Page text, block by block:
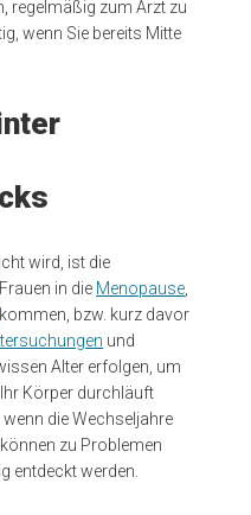
regelmäßig zum Arzt zu
wenn Sie bereits Mitte
wird, ist die
in die Menopause
kommen, bzw. kurz davor
und
Alter erfolgen, um
Körper durchläuft
die Wechseljahre
zu Problemen
entdeckt werden.